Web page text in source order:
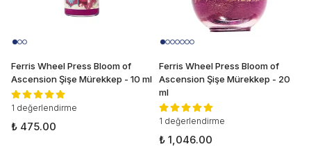
Ferris Wheel Press Bloom of
Ascension Şişe Mürekkep - 10 ml
1 değerlendirme
₺ 475.00
Ferris Wheel Press Bloom of
Ascension Şişe Mürekkep - 20
ml
1 değerlendirme
₺ 1,046.00